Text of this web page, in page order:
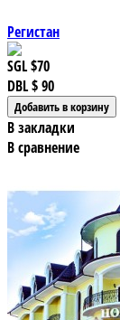
Регистан
SGL$70
DBL$ 90
В закладки
В сравнение